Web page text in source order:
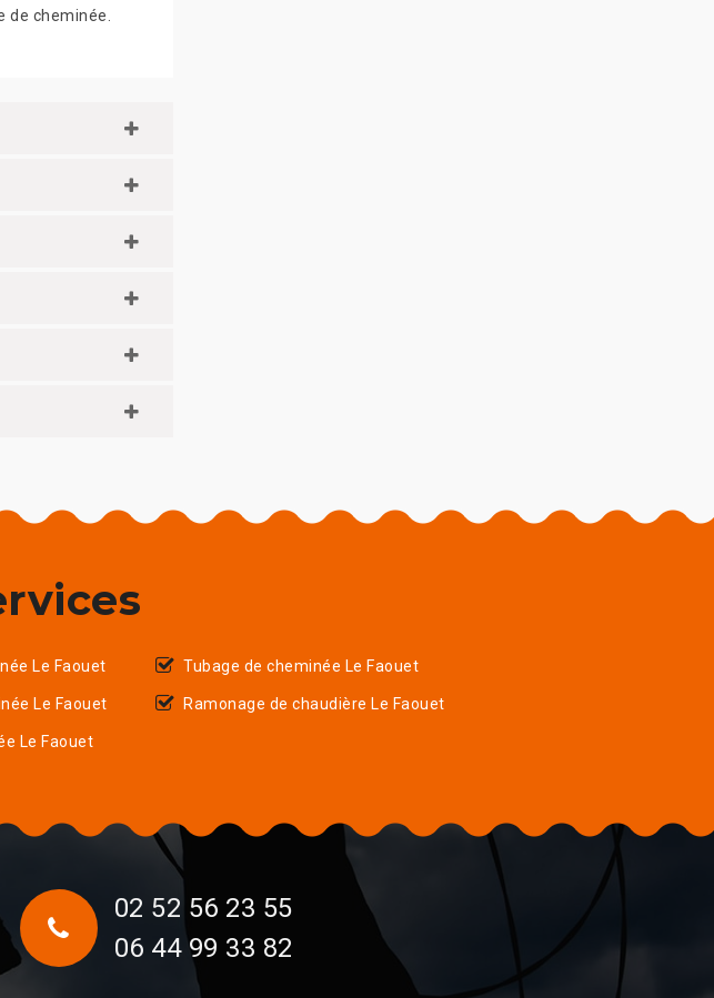
de cheminée.
Le Faouet
Le Faouet
Le Faouet
Tubage de cheminée Le Faouet
Ramonage de chaudière Le Faouet
02 52 56 23 55
06 44 99 33 82